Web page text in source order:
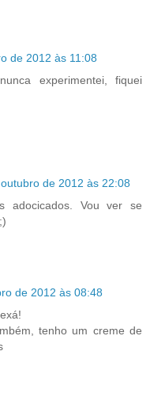
de 2012 às 11:08
experimentei, fiquei
de 2012 às 22:08
adocicados. Vou ver se
de 2012 às 08:48
tenho um creme de